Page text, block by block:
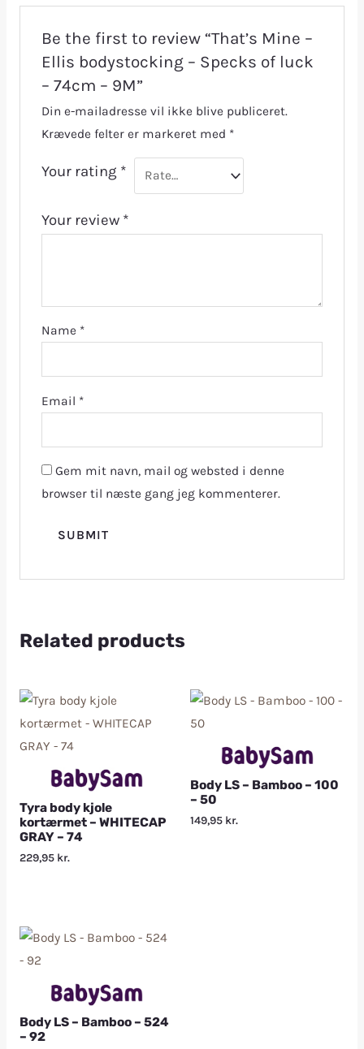
Be the first to review “That’s Mine –
Ellis bodystocking – Specks of luck
– 74cm – 9M”
Din e-mailadresse vil ikke blive publiceret.
Krævede felter er markeret med *
Your rating *
Your review *
Name *
Email *
Gem mit navn, mail og websted i denne
browser til næste gang jeg kommenterer.
Related products
Tyra body kjole
kortærmet – WHITECAP
GRAY – 74
229,95 kr.
Body LS – Bamboo – 100
– 50
149,95 kr.
Body LS – Bamboo – 524
– 92